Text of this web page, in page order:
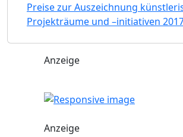
Preise zur Auszeichnung
Projekträume und –initiativen
Anzeige
Anzeige